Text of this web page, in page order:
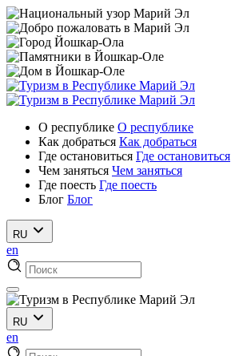
О республике О республике
Как добраться Как добраться
Где остановиться Где остановиться
Чем заняться Чем заняться
Где поесть Где поесть
Блог Блог
RU
en
RU
en